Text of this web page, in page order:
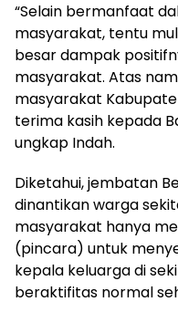
“Selain bermanfaat
masyarakat, tentu
besar dampak
masyarakat. Atas
masyarakat
terima kasih kepada
ungkap Indah.
Diketahui, jembatan
dinantikan warga
masyarakat hanya
(pincara) untuk
kepala keluarga di
beraktifitas normal